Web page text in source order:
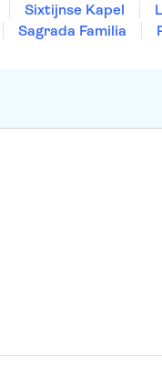
Sixtijnse Kapel
Sagrada Familia